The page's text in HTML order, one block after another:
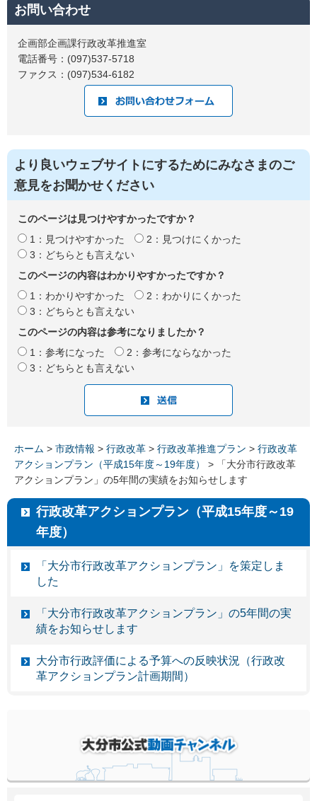
お問い合わせ
企画部企画課行政改革推進室
電話番号：(097)537-5718
ファクス：(097)534-6182
より良いウェブサイトにするためにみなさまのご
意見をお聞かせください
このページは見つけやすかったですか？
1：見つけやすかった
2：見つけにくかった
3：どちらとも言えない
このページの内容はわかりやすかったですか？
1：わかりやすかった
2：わかりにくかった
3：どちらとも言えない
このページの内容は参考になりましたか？
1：参考になった
2：参考にならなかった
3：どちらとも言えない
ホーム > 市政情報 > 行政改革 > 行政改革推進プラン > 行政改革
アクションプラン（平成15年度～19年度）
> 「大分市行政改革
アクションプラン」の5年間の実績をお知らせします
行政改革アクションプラン（平成15年度～19
年度）
「大分市行政改革アクションプラン」を策定しま
した
「大分市行政改革アクションプラン」の5年間の実
績をお知らせします
大分市行政評価による予算への反映状況（行政改
革アクションプラン計画期間）